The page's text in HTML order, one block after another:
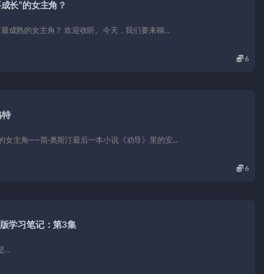
长”的女主角？
成熟的女主角？ 欢迎收听。今天，我们要来聊...
6
特
主角——简·奥斯汀最后一本小说《劝导》里的安...
6
学习笔记：第3集
...